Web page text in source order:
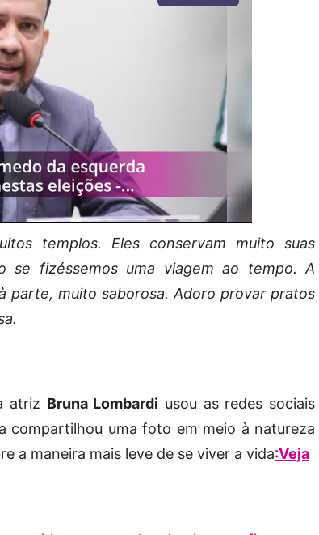
templos. Eles conservam muito suas
se fizéssemos uma viagem ao tempo. A
parte, muito saborosa. Adoro provar pratos
atriz Bruna Lombardi usou as redes sociais
compartilhou uma foto em meio à natureza
a maneira mais leve de se viver a vida:Veja